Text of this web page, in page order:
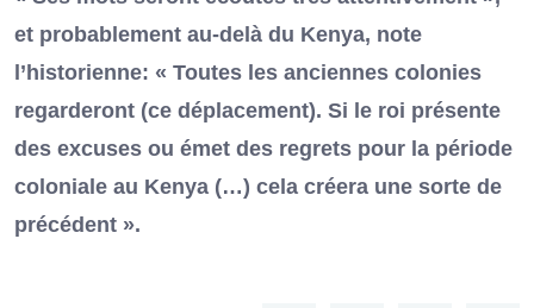
et probablement au-delà du Kenya, note
l’historienne: « Toutes les anciennes colonies
regarderont (ce déplacement). Si le roi présente
des excuses ou émet des regrets pour la période
coloniale au Kenya (…) cela créera une sorte de
précédent ».